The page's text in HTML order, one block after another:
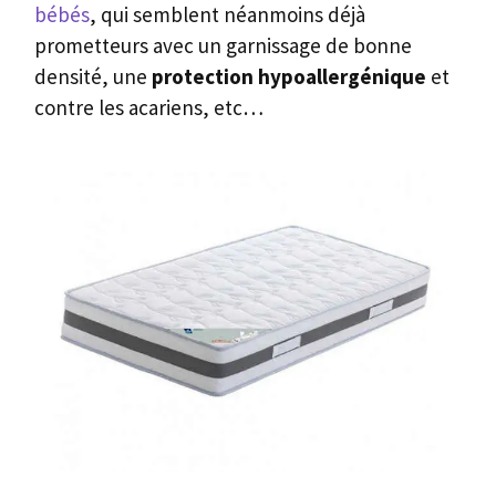
bébés, qui semblent néanmoins déjà
prometteurs avec un garnissage de bonne
densité, une protection hypoallergénique et
contre les acariens, etc…